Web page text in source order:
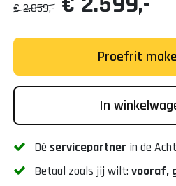
€ 2.859,-
Proefrit
In
Dé servicepartner in de
Betaal zoals jij wilt:vooraf,